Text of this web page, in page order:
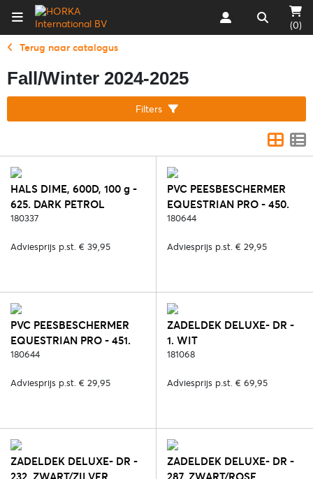
(0)
Terug naar catalogus
Fall/Winter 2024-2025
Filters
HALS DIME, 600D, 100 g -
625. DARK PETROL
180337
Adviesprijs p.st. € 39,95
PVC PEESBESCHERMER
EQUESTRIAN PRO - 450.
BLUE REEF
180644
Adviesprijs p.st. € 29,95
PVC PEESBESCHERMER
EQUESTRIAN PRO - 451.
LILAC CORAL
180644
Adviesprijs p.st. € 29,95
ZADELDEK DELUXE- DR -
1. WIT
181068
Adviesprijs p.st. € 69,95
ZADELDEK DELUXE- DR -
ZADELDEK DELUXE- DR -